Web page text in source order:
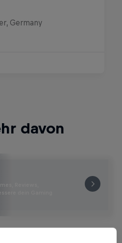
Germany
davon
Reviews,
dein Gaming